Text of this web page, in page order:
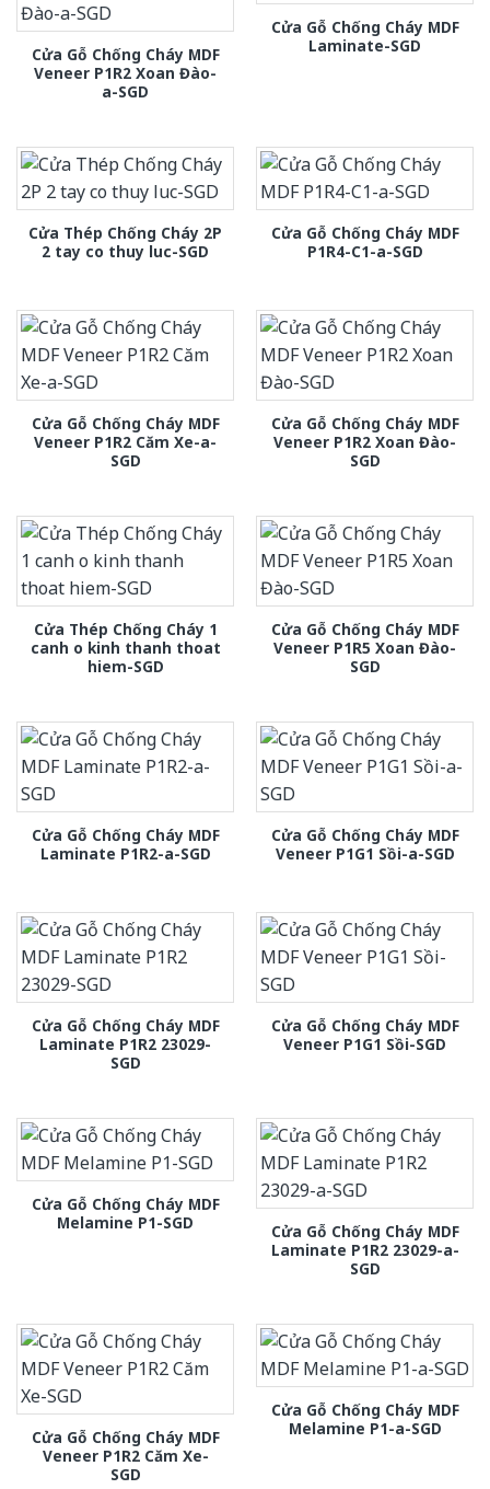
Cửa Gỗ Chống Cháy MDF
Veneer P1R2 Xoan Đào-
a-SGD
Cửa Gỗ Chống Cháy MDF
Laminate-SGD
Cửa Thép Chống Cháy 2P
2 tay co thuy luc-SGD
Cửa Gỗ Chống Cháy MDF
P1R4-C1-a-SGD
Cửa Gỗ Chống Cháy MDF
Veneer P1R2 Căm Xe-a-
SGD
Cửa Gỗ Chống Cháy MDF
Veneer P1R2 Xoan Đào-
SGD
Cửa Thép Chống Cháy 1
canh o kinh thanh thoat
hiem-SGD
Cửa Gỗ Chống Cháy MDF
Veneer P1R5 Xoan Đào-
SGD
Cửa Gỗ Chống Cháy MDF
Laminate P1R2-a-SGD
Cửa Gỗ Chống Cháy MDF
Veneer P1G1 Sồi-a-SGD
Cửa Gỗ Chống Cháy MDF
Laminate P1R2 23029-
SGD
Cửa Gỗ Chống Cháy MDF
Veneer P1G1 Sồi-SGD
Cửa Gỗ Chống Cháy MDF
Melamine P1-SGD
Cửa Gỗ Chống Cháy MDF
Laminate P1R2 23029-a-
SGD
Cửa Gỗ Chống Cháy MDF
Veneer P1R2 Căm Xe-
SGD
Cửa Gỗ Chống Cháy MDF
Melamine P1-a-SGD